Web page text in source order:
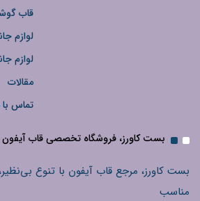
قاب
لوازم
لوازم
مقالات
تماس با
بست کاورز، فروشگاه تخصصی قاب آیفون
بست کاورز، مرجع قاب آیفون با تنوع
مناسب